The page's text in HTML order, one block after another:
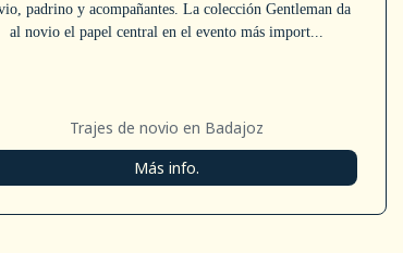
padrino y acompañantes. La colección Gentleman da
al novio el papel central en el evento más import...
Trajes de novio en Badajoz
Más info.